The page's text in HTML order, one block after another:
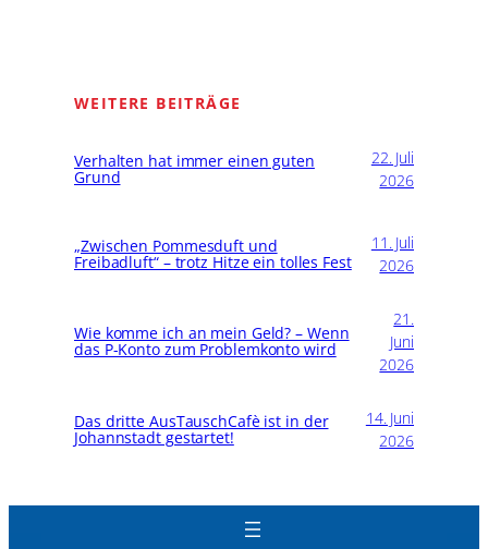
WEITERE BEITRÄGE
Verhalten hat immer einen guten
Grund
22. Juli
2026
„Zwischen Pommesduft und
Freibadluft“ – trotz Hitze ein tolles Fest
11. Juli
2026
Wie komme ich an mein Geld? – Wenn
das P-Konto zum Problemkonto wird
21.
Juni
2026
Das dritte AusTauschCafè ist in der
Johannstadt gestartet!
14. Juni
2026